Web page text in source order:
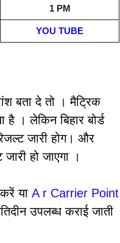
1 PM
YOU TUBE
बता दे तो । मैट्रिक
है । लेकिन बिहार बोर्ड
जारी होग। और
हो जाएगा ।
या A r Carrier Point
उपलब्ध कराई जाती